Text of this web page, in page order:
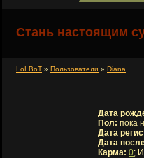
Стань настоящим
LoLBoT » Пользователи » Diana
Дата
Пол: пока
Дата
Дата
Карма: 0;